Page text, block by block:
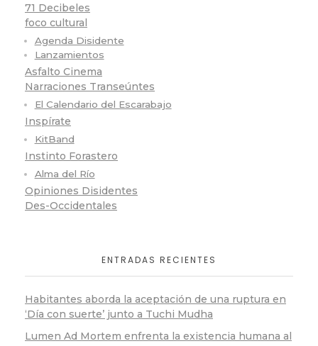
71 Decibeles
foco cultural
Agenda Disidente
Lanzamientos
Asfalto Cinema
Narraciones Transeúntes
El Calendario del Escarabajo
Inspírate
KitBand
Instinto Forastero
Alma del Río
Opiniones Disidentes
Des-Occidentales
ENTRADAS RECIENTES
Habitantes aborda la aceptación de una ruptura en
‘Día con suerte’ junto a Tuchi Mudha
Lumen Ad Mortem enfrenta la existencia humana al